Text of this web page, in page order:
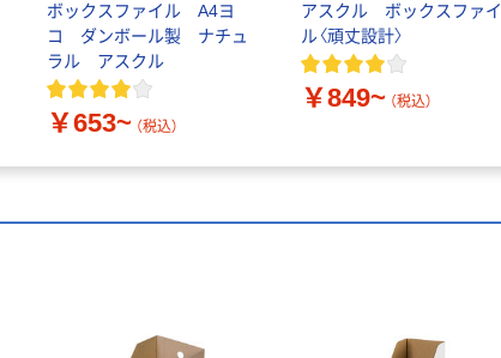
ボックスファイル A4ヨ
コ ダンボール製 ナチュ
ラル アスクル
￥653~ （税込）
アスクル ボックスファイ
ル〈頑丈設計〉
￥849~ （税込）